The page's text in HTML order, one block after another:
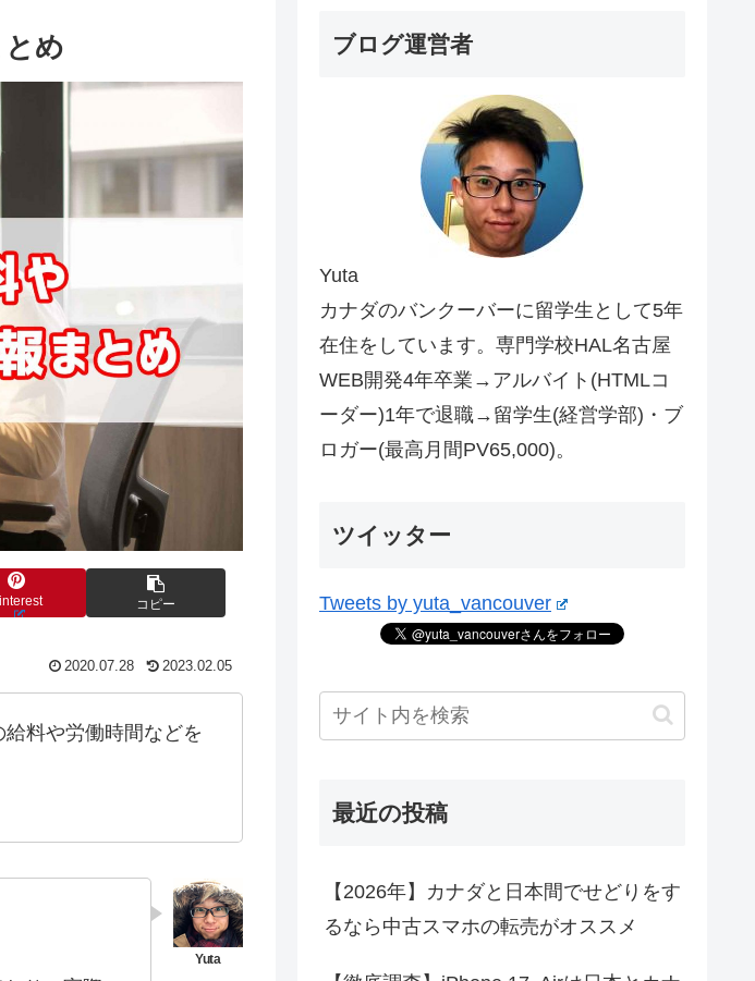
め
コピー
2020.07.28 2023.02.05
料や労働時間などを
ブログ運営者
Yuta
カナダのバンクーバーに留学生として5年
在住をしています。専門学校HAL名古屋
WEB開発4年卒業→アルバイト(HTMLコ
ーダー)1年で退職→留学生(経営学部)・ブ
ロガー(最高月間PV65,000)。
ツイッター
Tweets by yuta_vancouver
最近の投稿
【2026年】カナダと日本間でせどりをす
るなら中古スマホの転売がオススメ